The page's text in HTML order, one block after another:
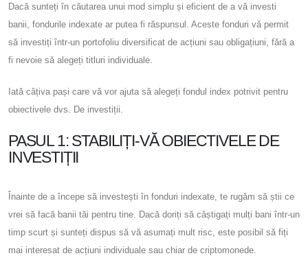
Dacă sunteți în căutarea unui mod simplu și eficient de a vă investi
banii, fondurile indexate ar putea fi răspunsul. Aceste fonduri vă permit
să investiți într-un portofoliu diversificat de acțiuni sau obligațiuni, fără a
fi nevoie să alegeți titluri individuale.
Iată câțiva pași care vă vor ajuta să alegeți fondul index potrivit pentru
obiectivele dvs. De investiții.
PASUL 1: STABILIȚI-VĂ OBIECTIVELE DE
INVESTIȚII
Înainte de a începe să investești în fonduri indexate, te rugăm să știi ce
vrei să facă banii tăi pentru tine. Dacă doriți să câștigați mulți bani într-un
timp scurt și sunteți dispus să vă asumați mult risc, este posibil să fiți
mai interesat de acțiuni individuale sau chiar de criptomonede.